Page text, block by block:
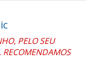
PELO SEU
RECOMENDAMOS